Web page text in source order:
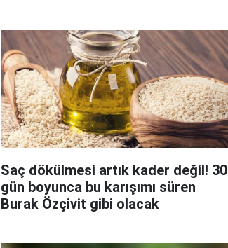
Saç dökülmesi artık kader değil! 30
gün boyunca bu karışımı süren
Burak Özçivit gibi olacak